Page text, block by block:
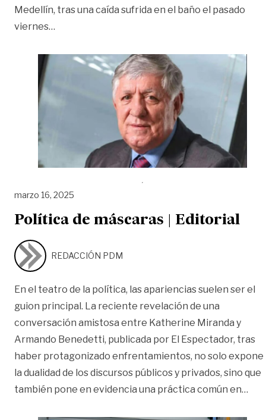
Medellín, tras una caída sufrida en el baño el pasado
viernes…
marzo 16, 2025
Política de máscaras | Editorial
REDACCIÓN PDM
En el teatro de la política, las apariencias suelen ser el
guion principal. La reciente revelación de una
conversación amistosa entre Katherine Miranda y
Armando Benedetti, publicada por El Espectador, tras
haber protagonizado enfrentamientos, no solo expone
la dualidad de los discursos públicos y privados, sino que
también pone en evidencia una práctica común en…